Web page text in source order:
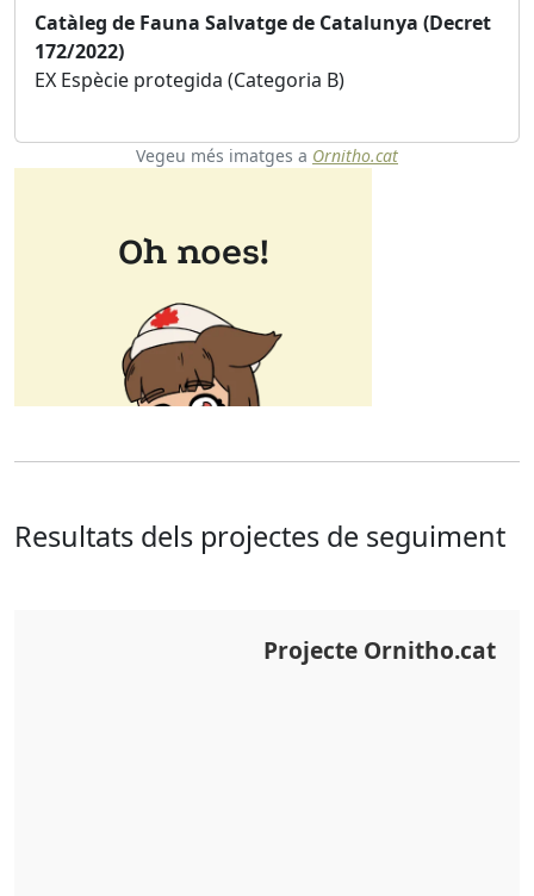
Catàleg de Fauna Salvatge de Catalunya (Decret
172/2022)
EX Espècie protegida (Categoria B)
Vegeu més imatges a Ornitho.cat
Resultats dels projectes de seguiment
Projecte Ornitho.cat